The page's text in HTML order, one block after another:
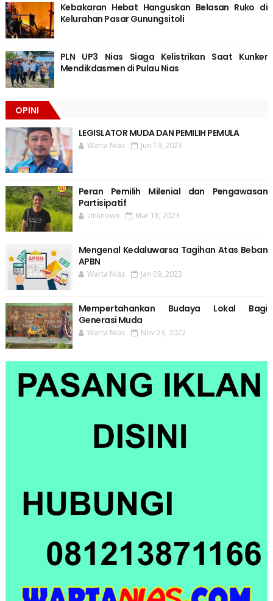
Kebakaran Hebat Hanguskan Belasan Ruko di
Kelurahan Pasar Gunungsitoli
PLN UP3 Nias Siaga Kelistrikan Saat Kunker
Mendikdasmen di Pulau Nias
OPINI
LEGISLATOR MUDA DAN PEMILIH PEMULA
Warta Nias Jun 19, 2023
Peran Pemilih Milenial dan Pengawasan
Partisipatif
Unknown Mar 18, 2023
Mengenal Kedaluwarsa Tagihan Atas Beban
APBN
Warta Nias Jan 09, 2023
Mempertahankan Budaya Lokal Bagi
Generasi Muda
Warta Nias Nov 23, 2022